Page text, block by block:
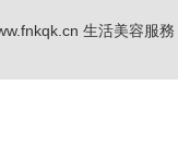
生活美容服務